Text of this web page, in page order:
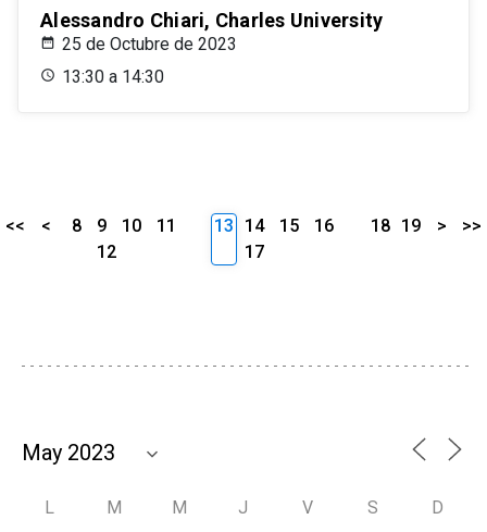
Alessandro Chiari, Charles University
25 de Octubre de 2023
13:30 a 14:30
<< < 8 9 10
11
12
13 14 15
16
17
18 19 > >>
L M M J V S D